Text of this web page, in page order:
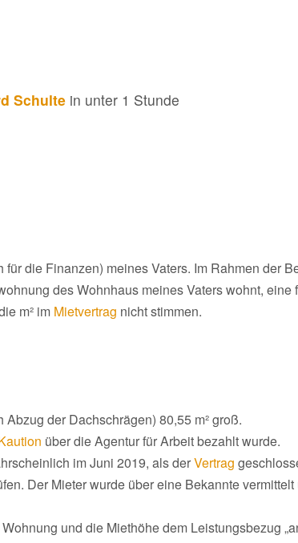
Schulte in unter 1 Stunde
die Finanzen) meines Vaters. Im Rahmen der
des Wohnhaus meines Vaters wohnt, eine
m² im Mietvertrag nicht stimmen.
der Dachschrägen) 80,55 m² groß.
über die Agentur für Arbeit bezahlt wurde.
im Juni 2019, als derVertrag
Der Mieter wurde über eine Bekannte
und die Miethöhe dem Leistungsbezug